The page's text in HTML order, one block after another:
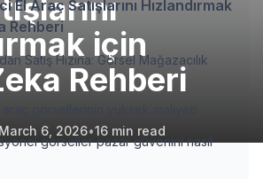
için
Rehberi
March 6, 2026•16 min read
El Araç Satışlarını Hızlandırmak
Rehberi
Satış Hızına: Görsel Mağazacılık
görseller pazar güvenini nasıl